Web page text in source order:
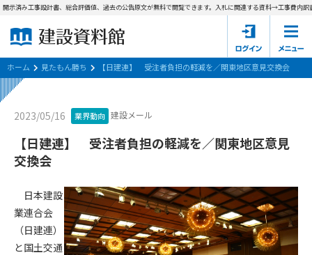
建設資料館とは
会員登録について
サポーター会員一覧
み工事設計書、総合評価値、過去の公告原文が無料で閲覧できます。入札に関連する資料→工事費内訳書(
ホーム 見たもん勝ち 【日建連】 受注者負担の軽減を／関東地区意見交換会
2023/05/16 業界動向 建設メール
【日建連】 受注者負担の軽減を／関東地区意見
交換会
日本建設
業連合会
（日建連）
と国土交通
パスワードの再発行
第1条（規約の目的）
1. 本規約は、建設資料館が提供するサポーター会あ本員、無料
会員サービスの利用条件等について定めるものです。
2. 管理者が建設資料館WEB上で随時掲載するルールは本規約の
一部を構成するものとします。